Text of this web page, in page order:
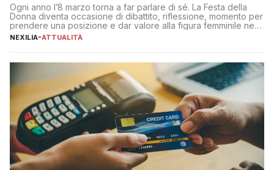
Ogni anno l’8 marzo torna a far parlare di sé. La Festa della
Donna diventa occasione di dibattito, riflessione, momento per
prendere una posizione e dar valore alla figura femminile nella
sua complessità e crucialità. A lanciare un messaggio “forte e
NEXILIA-ATTUALITÀ